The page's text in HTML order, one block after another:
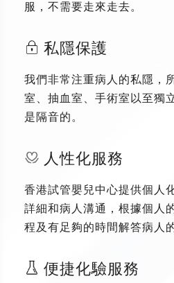
服，不需要走來走去。
私隱保護
我們非常注重病人的私隱，
室、抽血室、手術室以至獨
是隔音的。
人性化服務
香港試管嬰兒中心提供個人
詳細和病人溝通，根據個人
程及有足夠的時間解答病人
便捷化驗服務